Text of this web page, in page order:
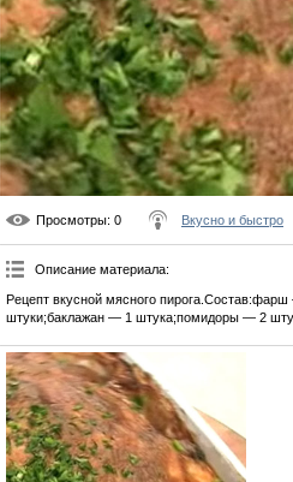
Просмотры: 0 Вкусно и быстро
Описание материала:
Рецепт вкусной мясного
штуки;баклажан — 1 штука;помидоры — 2